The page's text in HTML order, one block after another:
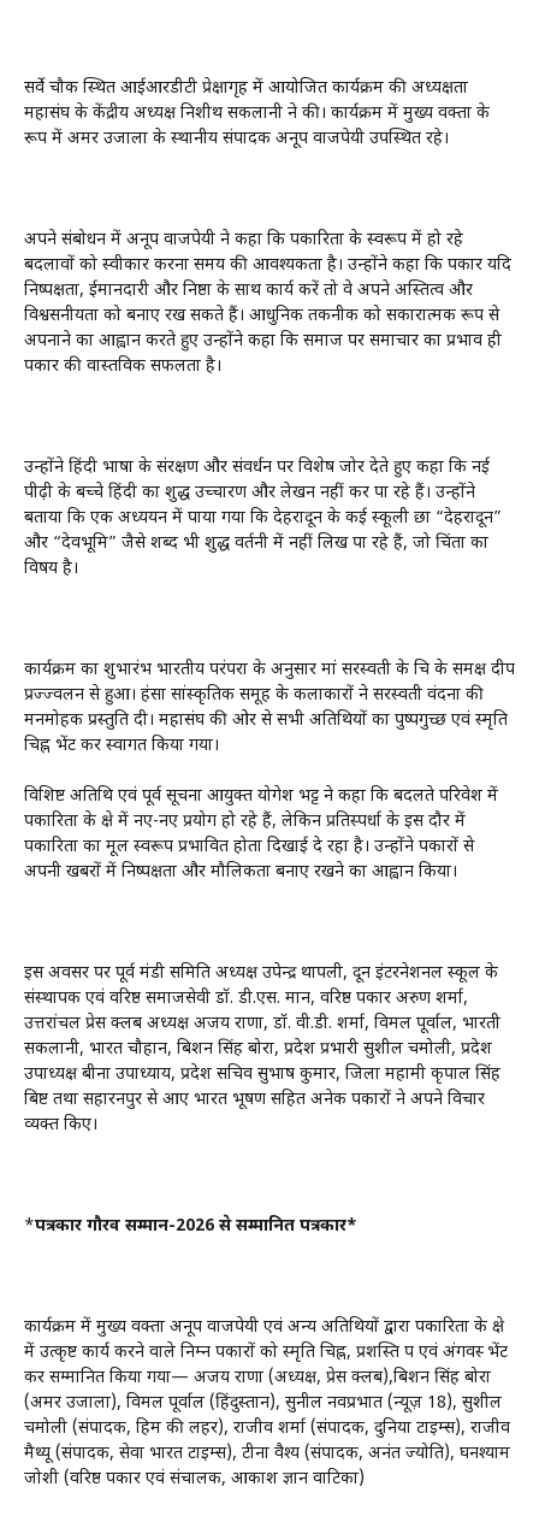
सर्वे चौक स्थित आईआरडीटी प्रेक्षागृह में आयोजित कार्यक्रम की अध्यक्षता
महासंघ के केंद्रीय अध्यक्ष निशीथ सकलानी ने की। कार्यक्रम में मुख्य वक्ता के
रूप में अमर उजाला के स्थानीय संपादक अनूप वाजपेयी उपस्थित रहे।
अपने संबोधन में अनूप वाजपेयी ने कहा कि पत्रकारिता के स्वरूप में हो रहे
बदलावों को स्वीकार करना समय की आवश्यकता है। उन्होंने कहा कि पत्रकार यदि
निष्पक्षता, ईमानदारी और निष्ठा के साथ कार्य करें तो वे अपने अस्तित्व और
विश्वसनीयता को बनाए रख सकते हैं। आधुनिक तकनीक को सकारात्मक रूप से
अपनाने का आह्वान करते हुए उन्होंने कहा कि समाज पर समाचार का प्रभाव ही
पत्रकार की वास्तविक सफलता है।
उन्होंने हिंदी भाषा के संरक्षण और संवर्धन पर विशेष जोर देते हुए कहा कि नई
पीढ़ी के बच्चे हिंदी का शुद्ध उच्चारण और लेखन नहीं कर पा रहे हैं। उन्होंने
बताया कि एक अध्ययन में पाया गया कि देहरादून के कई स्कूली छात्र “देहरादून”
और “देवभूमि” जैसे शब्द भी शुद्ध वर्तनी में नहीं लिख पा रहे हैं, जो चिंता का
विषय है।
कार्यक्रम का शुभारंभ भारतीय परंपरा के अनुसार मां सरस्वती के चित्र के समक्ष दीप
प्रज्ज्वलन से हुआ। हंसा सांस्कृतिक समूह के कलाकारों ने सरस्वती वंदना की
मनमोहक प्रस्तुति दी। महासंघ की ओर से सभी अतिथियों का पुष्पगुच्छ एवं स्मृति
चिह्न भेंट कर स्वागत किया गया।
विशिष्ट अतिथि एवं पूर्व सूचना आयुक्त योगेश भट्ट ने कहा कि बदलते परिवेश में
पत्रकारिता के क्षेत्र में नए-नए प्रयोग हो रहे हैं, लेकिन प्रतिस्पर्धा के इस दौर में
पत्रकारिता का मूल स्वरूप प्रभावित होता दिखाई दे रहा है। उन्होंने पत्रकारों से
अपनी खबरों में निष्पक्षता और मौलिकता बनाए रखने का आह्वान किया।
इस अवसर पर पूर्व मंडी समिति अध्यक्ष उपेन्द्र थापली, दून इंटरनेशनल स्कूल के
संस्थापक एवं वरिष्ठ समाजसेवी डॉ. डी.एस. मान, वरिष्ठ पत्रकार अरुण शर्मा,
उत्तरांचल प्रेस क्लब अध्यक्ष अजय राणा, डॉ. वी.डी. शर्मा, विमल पूर्वाल, भारती
सकलानी, भारत चौहान, बिशन सिंह बोरा, प्रदेश प्रभारी सुशील चमोली, प्रदेश
उपाध्यक्ष बीना उपाध्याय, प्रदेश सचिव सुभाष कुमार, जिला महामंत्री कृपाल सिंह
बिष्ट तथा सहारनपुर से आए भारत भूषण सहित अनेक पत्रकारों ने अपने विचार
व्यक्त किए।
*पत्रकार गौरव सम्मान-2026 से सम्मानित पत्रकार*
कार्यक्रम में मुख्य वक्ता अनूप वाजपेयी एवं अन्य अतिथियों द्वारा पत्रकारिता के क्षेत्र
में उत्कृष्ट कार्य करने वाले निम्न पत्रकारों को स्मृति चिह्न, प्रशस्ति पत्र एवं अंगवस्त्र भेंट
कर सम्मानित किया गया— अजय राणा (अध्यक्ष, प्रेस क्लब),बिशन सिंह बोरा
(अमर उजाला), विमल पूर्वाल (हिंदुस्तान), सुनील नवप्रभात (न्यूज़ 18), सुशील
चमोली (संपादक, हिम की लहर), राजीव शर्मा (संपादक, दुनिया टाइम्स), राजीव
मैथ्यू (संपादक, सेवा भारत टाइम्स), टीना वैश्य (संपादक, अनंत ज्योति), घनश्याम
जोशी (वरिष्ठ पत्रकार एवं संचालक, आकाश ज्ञान वाटिका)